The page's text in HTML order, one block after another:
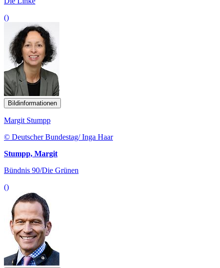
()
Bildinformationen
Margit Stumpp
© Deutscher Bundestag/ Inga Haar
Stumpp, Margit
Bündnis 90/Die Grünen
()